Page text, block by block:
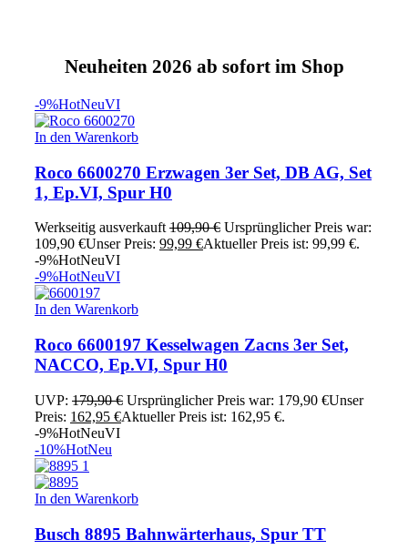
Neuheiten 2026 ab sofort im Shop
-9%HotNeuVI
In den Warenkorb
Roco 6600270 Erzwagen 3er Set, DB AG, Set
1, Ep.VI, Spur H0
Werkseitig ausverkauft 109,90€ Ursprünglicher Preis war:
109,90 €Unser Preis: 99,99 €Aktueller Preis ist: 99,99 €.
-9%HotNeuVI
-9%HotNeuVI
In den Warenkorb
Roco 6600197 Kesselwagen Zacns 3er Set,
NACCO, Ep.VI, Spur H0
UVP: 179,90€ Ursprünglicher Preis war: 179,90 €Unser
Preis: 162,95 €Aktueller Preis ist: 162,95 €.
-9%HotNeuVI
-10%HotNeu
In den Warenkorb
Busch 8895 Bahnwärterhaus, Spur TT